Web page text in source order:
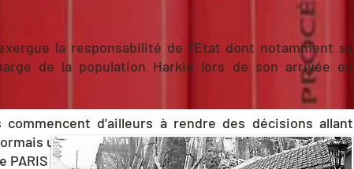
la responsabilité de l’Etat dont notamment sa
de la population Harkie lors de son arrivée en
d'ailleurs à rendre des décisions allant
une jurisprudence du Conseil d’Etat. De même, la
PARIS a jugé conformément à cet arrêt pardécision du